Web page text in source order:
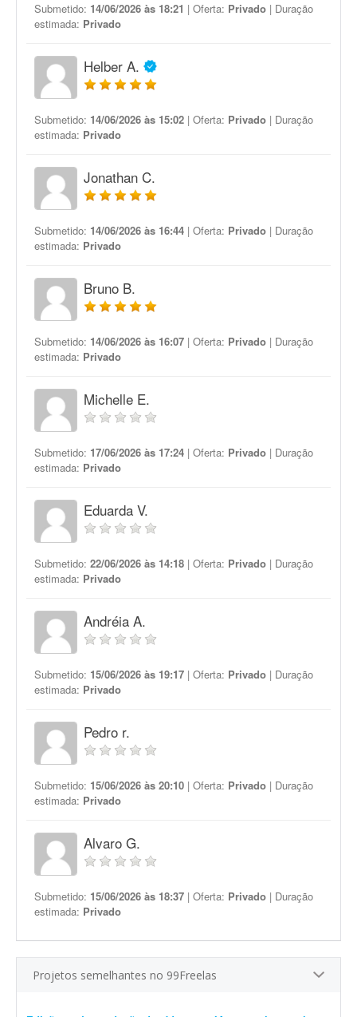
Submetido: 14/06/2026 às 18:21 | Oferta: Privado | Duração
estimada: Privado
Helber A.
Submetido: 14/06/2026 às 15:02 | Oferta: Privado | Duração
estimada: Privado
Jonathan C.
Submetido: 14/06/2026 às 16:44 | Oferta: Privado | Duração
estimada: Privado
Bruno B.
Submetido: 14/06/2026 às 16:07 | Oferta: Privado | Duração
estimada: Privado
Michelle E.
Submetido: 17/06/2026 às 17:24 | Oferta: Privado | Duração
estimada: Privado
Eduarda V.
Submetido: 22/06/2026 às 14:18 | Oferta: Privado | Duração
estimada: Privado
Andréia A.
Submetido: 15/06/2026 às 19:17 | Oferta: Privado | Duração
estimada: Privado
Pedro r.
Submetido: 15/06/2026 às 20:10 | Oferta: Privado | Duração
estimada: Privado
Alvaro G.
Submetido: 15/06/2026 às 18:37 | Oferta: Privado | Duração
estimada: Privado
Projetos semelhantes no 99Freelas